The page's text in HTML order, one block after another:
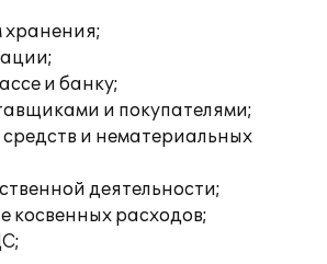
хранения;
и банку;
и покупателями;
средств и нематериальных
деятельности;
косвенных расходов;